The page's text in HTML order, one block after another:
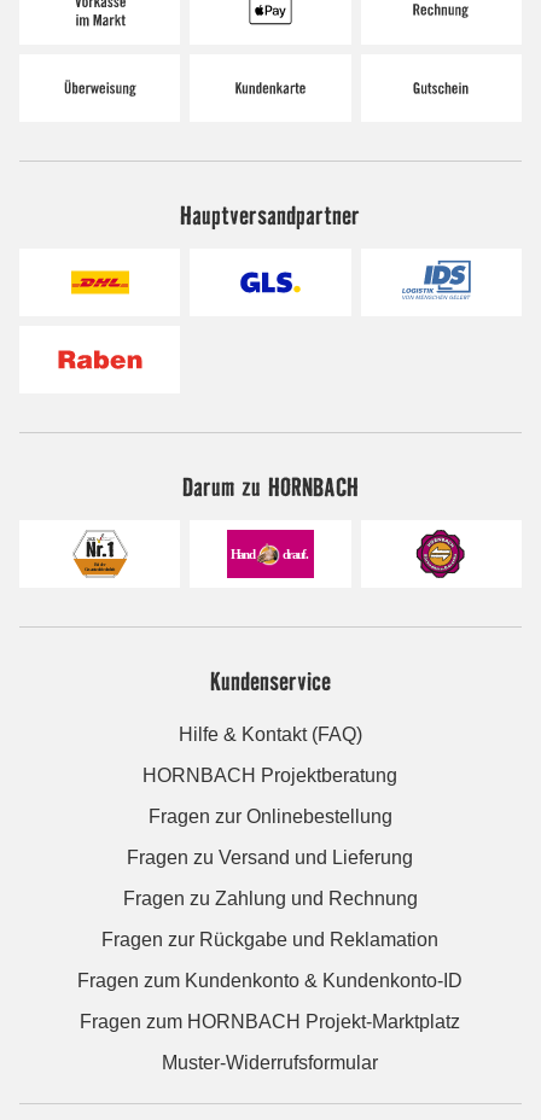
Hauptversandpartner
Darum zu HORNBACH
Kundenservice
Hilfe & Kontakt (FAQ)
HORNBACH Projektberatung
Fragen zur Onlinebestellung
Fragen zu Versand und Lieferung
Fragen zu Zahlung und Rechnung
Fragen zur Rückgabe und Reklamation
Fragen zum Kundenkonto & Kundenkonto-ID
Fragen zum HORNBACH Projekt-Marktplatz
Muster-Widerrufsformular